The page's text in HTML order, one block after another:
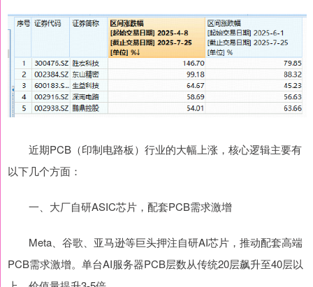
近期PCB（印制电路板）行业的大幅上涨，核心逻辑主要有
以下几个方面：
一、大厂自研ASIC芯片，配套PCB需求激增
Meta、谷歌、亚马逊等巨头押注自研AI芯片，推动配套高端
PCB需求激增。单台AI服务器PCB层数从传统20层飙升至40层以